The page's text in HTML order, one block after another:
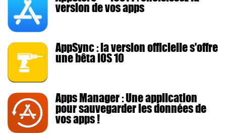
version de vos apps
AppSync : la version officielle s'offre
une bêta iOS 10
Apps Manager : Une application
pour sauvegarder les données de
vos apps !